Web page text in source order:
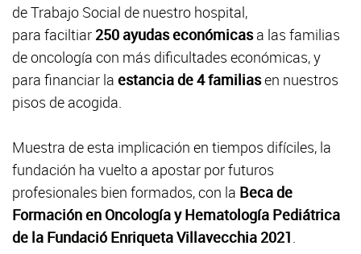
de Trabajo Social de nuestro hospital,
para faciltiar 250 ayudas económicasa las familias
de oncología con más dificultades económicas, y
para financiar la estancia de 4 familiasen nuestros
pisos de acogida.
Muestra de esta implicación en tiempos difíciles, la
fundación ha vuelto a apostar por futuros
profesionales bien formados, con la Beca de
Formación en Oncología y Hematología Pediátrica
de la Fundació Enriqueta Villavecchia 2021